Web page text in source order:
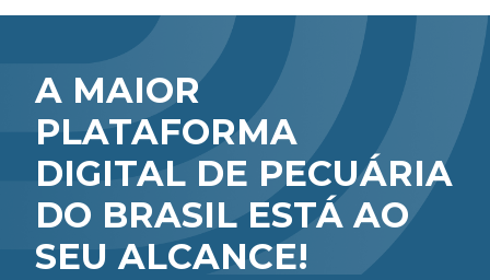
A MAIOR
PLATAFORMA
DIGITAL DE PECUÁRIA
DO BRASIL ESTÁ AO
SEU ALCANCE!